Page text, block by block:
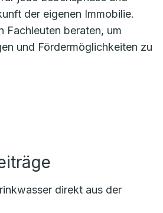
der eigenen Immobilie.
Fachleuten beraten, um
und Fördermöglichkeiten zu
direkt aus der